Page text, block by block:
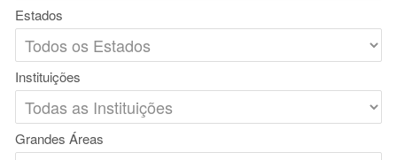
Estados
Instituições
Grandes Áreas